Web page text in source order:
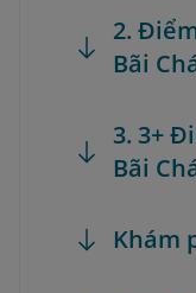
2.
Bãi
3. 3+
Bãi
Khám